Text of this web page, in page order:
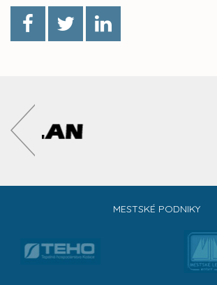
MESTSKÉ PODNIKY